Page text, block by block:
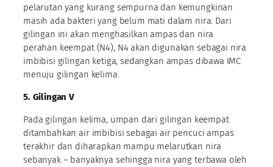
pelarutan yang kurang sempurna dan kemungkinan
masih ada bakteri yang belum mati dalam nira. Dari
gilingan ini akan menghasilkan ampas dan nira
perahan keempat (N4), N4 akan digunakan sebagai nira
imbibisi gilingan ketiga, sedangkan ampas dibawa IMC
menuju gilingan kelima.
5. Gilingan V
Pada gilingan kelima, umpan dari gilingan keempat
ditambahkan air imbibisi sebagai air pencuci ampas
terakhir dan diharapkan mampu melarutkan nira
sebanyak – banyaknya sehingga nira yang terbawa oleh